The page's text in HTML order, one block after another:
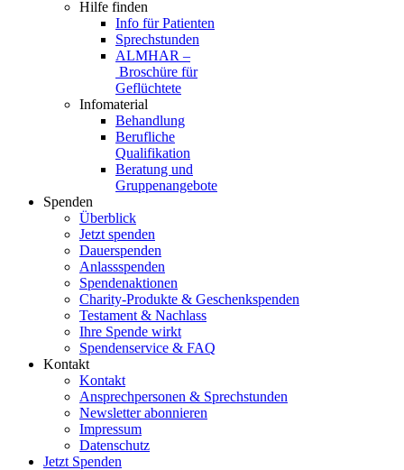
Hilfe finden
Info für Patienten
Sprechstunden
ALMHAR –
Broschüre für
Geflüchtete
Infomaterial
Behandlung
Berufliche
Qualifikation
Beratung und
Gruppenangebote
Spenden
Überblick
Jetzt spenden
Dauerspenden
Anlassspenden
Spendenaktionen
Charity-Produkte & Geschenkspenden
Testament & Nachlass
Ihre Spende wirkt
Spendenservice & FAQ
Kontakt
Kontakt
Ansprechpersonen & Sprechstunden
Newsletter abonnieren
Impressum
Datenschutz
Jetzt Spenden